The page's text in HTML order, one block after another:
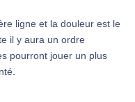
ligne et la douleur est le
il y aura un ordre
pourront jouer un plus